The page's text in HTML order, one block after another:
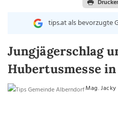
tips.at als bevorzugte
Jungjägerschlag
Hubertusmesse
Mag.